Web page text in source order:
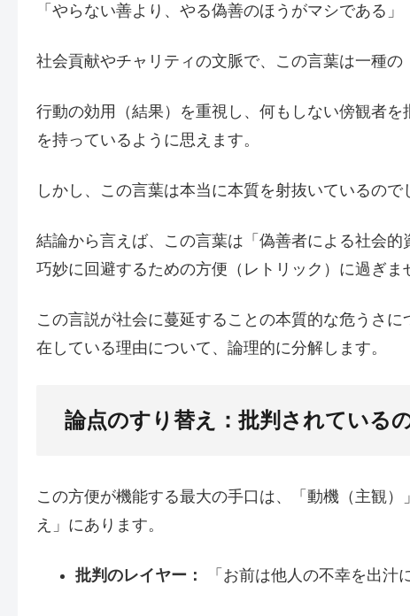
「やらない善より、やる偽善のほうがマシである」
社会貢献やチャリティの文脈で、この言葉は一種
行動の効用（結果）を重視し、何もしない傍観者
を持っているように思えます。
しかし、この言葉は本当に本質を射抜いているので
結論から言えば、この言葉は「偽善者による社会
巧妙に回避するための方便（レトリック）に過ぎま
この言説が社会に蔓延することの本質的な危うさ
在している理由について、論理的に分解します。
論点のすり替え：批判されているの
この方便が機能する最大の手口は、「動機（主観
え」にあります。
批判のレイヤー： 「お前は他人の不幸を出汁